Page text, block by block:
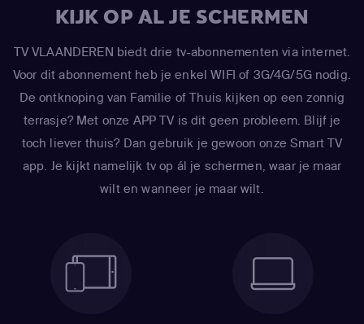
KIJK OP AL JE SCHERMEN
TV VLAANDEREN biedt drie tv-abonnementen via internet.
Voor dit abonnement heb je enkel WIFI of 3G/4G/5G nodig.
De ontknoping van Familie of Thuis kijken op een zonnig
terrasje? Met onze APP TV is dit geen probleem. Blijf je
toch liever thuis? Dan gebruik je gewoon onze Smart TV
app. Je kijkt namelijk tv op ál je schermen, waar je maar
wilt en wanneer je maar wilt.